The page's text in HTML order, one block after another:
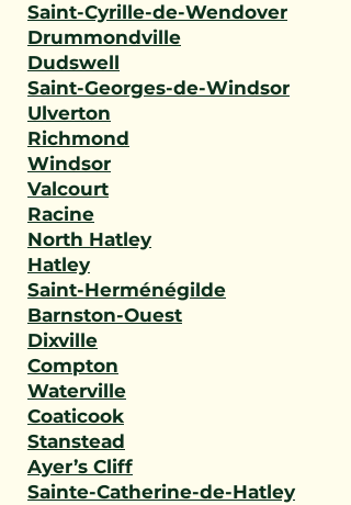
Saint-Cyrille-de-Wendover
Drummondville
Dudswell
Saint-Georges-de-Windsor
Ulverton
Richmond
Windsor
Valcourt
Racine
North Hatley
Hatley
Saint-Herménégilde
Barnston-Ouest
Dixville
Compton
Waterville
Coaticook
Stanstead
Ayer’s Cliff
Sainte-Catherine-de-Hatley